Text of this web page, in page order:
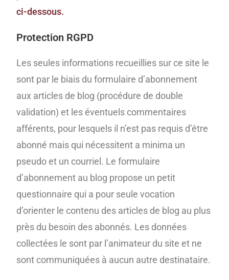
ci-dessous.
Protection RGPD
Les seules informations recueillies sur ce site le
sont par le biais du formulaire d’abonnement
aux articles de blog (procédure de double
validation) et les éventuels commentaires
afférents, pour lesquels il n’est pas requis d’être
abonné mais qui nécessitent a minima un
pseudo et un courriel. Le formulaire
d’abonnement au blog propose un petit
questionnaire qui a pour seule vocation
d’orienter le contenu des articles de blog au plus
près du besoin des abonnés. Les données
collectées le sont par l’animateur du site et ne
sont communiquées à aucun autre destinataire.